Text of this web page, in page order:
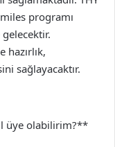
programı
hazırlık,
sağlayacaktır.
üye olabilirim?**